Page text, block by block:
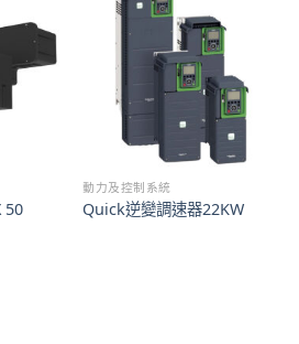
50
動力及控制系統
Quick逆變調速器22KW